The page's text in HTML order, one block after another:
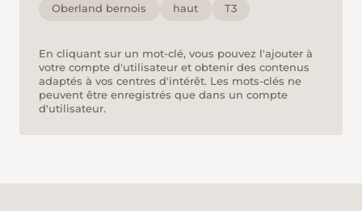
Oberland bernois
haut T3
En cliquant sur un mot-clé, vous pouvez l'ajouter à
votre compte d'utilisateur et obtenir des contenus
adaptés à vos centres d'intérêt. Les mots-clés ne
peuvent être enregistrés que dans un compte
d'utilisateur.